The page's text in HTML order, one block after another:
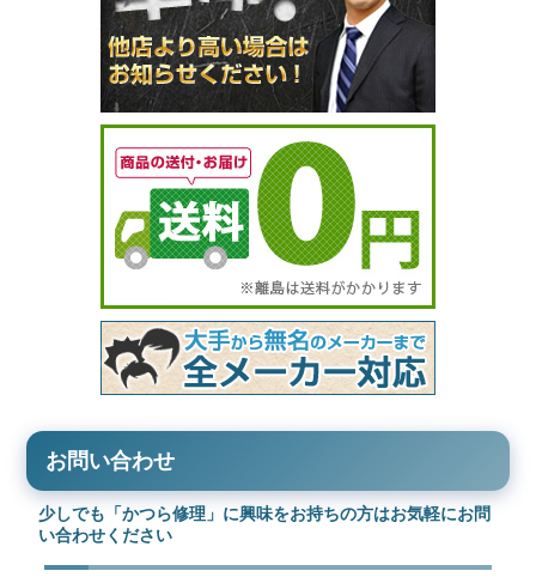
お問い合わせ
少しでも「かつら修理」に興味をお持ちの方はお気軽にお問
い合わせください